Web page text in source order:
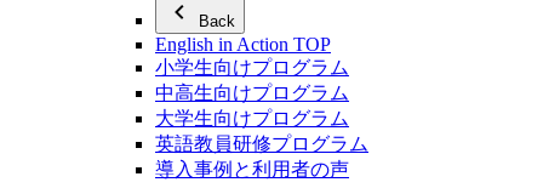
Back
English in Action TOP
小学生向けプログラム
中高生向けプログラム
大学生向けプログラム
英語教員研修プログラム
導入事例と利用者の声